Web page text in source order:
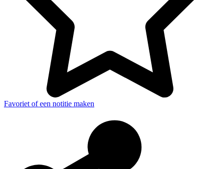
Favoriet of een notitie maken